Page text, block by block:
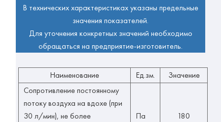
В технических характеристиках указаны предельные
значения показателей.
Для уточнения конкретных значений необходимо
обращаться на предприятие-изготовитель.
Наименование Ед.зм.
Значение
Сопротивление постоянному
потоку воздуха на вдохе (при
30 л/мин), не более
Па
180